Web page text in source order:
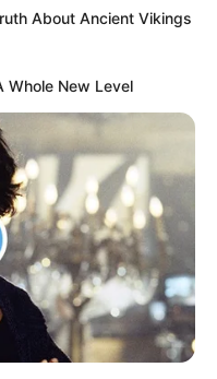
About Ancient Vikings
Whole New Level